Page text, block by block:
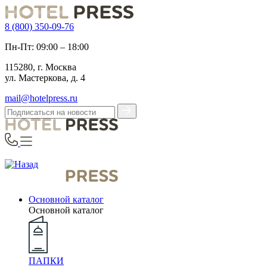
8 (800) 350-09-76
Пн-Пт: 09:00 – 18:00
115280, г. Москва
ул. Мастеркова, д. 4
mail@hotelpress.ru
Основной каталог
Основной каталог
ПАПКИ